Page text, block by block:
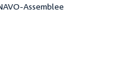
Assemblee